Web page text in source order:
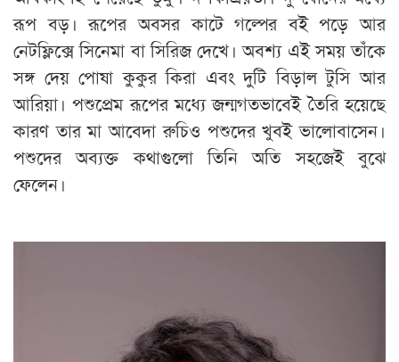
রূপ বড়। রূপের অবসর কাটে গল্পের বই পড়ে আর
নেটফ্লিক্সে সিনেমা বা সিরিজ দেখে। অবশ্য এই সময় তাঁকে
সঙ্গ দেয় পোষা কুকুর কিরা এবং দুটি বিড়াল টুসি আর
আরিয়া। পশুপ্রেম রূপের মধ্যে জন্মগতভাবেই তৈরি হয়েছে
কারণ তার মা আবেদা রুচিও পশুদের খুবই ভালোবাসেন।
পশুদের অব্যক্ত কথাগুলো তিনি অতি সহজেই বুঝে
ফেলেন।